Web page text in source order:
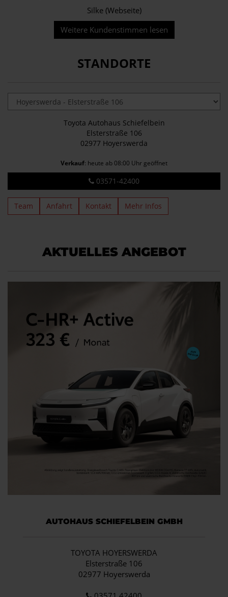
Silke (Webseite)
Weitere Kundenstimmen lesen
STANDORTE
Toyota Autohaus Schiefelbein
Elsterstraße 106
02977 Hoyerswerda
Verkauf: heute ab 08:00 Uhr geöffnet
03571-42400
Team Anfahrt Kontakt Mehr Infos
AKTUELLES ANGEBOT
AUTOHAUS SCHIEFELBEIN GMBH
TOYOTA HOYERSWERDA
Elsterstraße 106
02977 Hoyerswerda